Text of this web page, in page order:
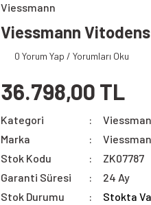
Viessmann
Viessmann
0 Yorum Yap / Yorumları Oku
36.798,00 TL
Kategori
Marka
Stok Kodu
ZK07787
Garanti Süresi
24 Ay
Stok Durumu
Stokta